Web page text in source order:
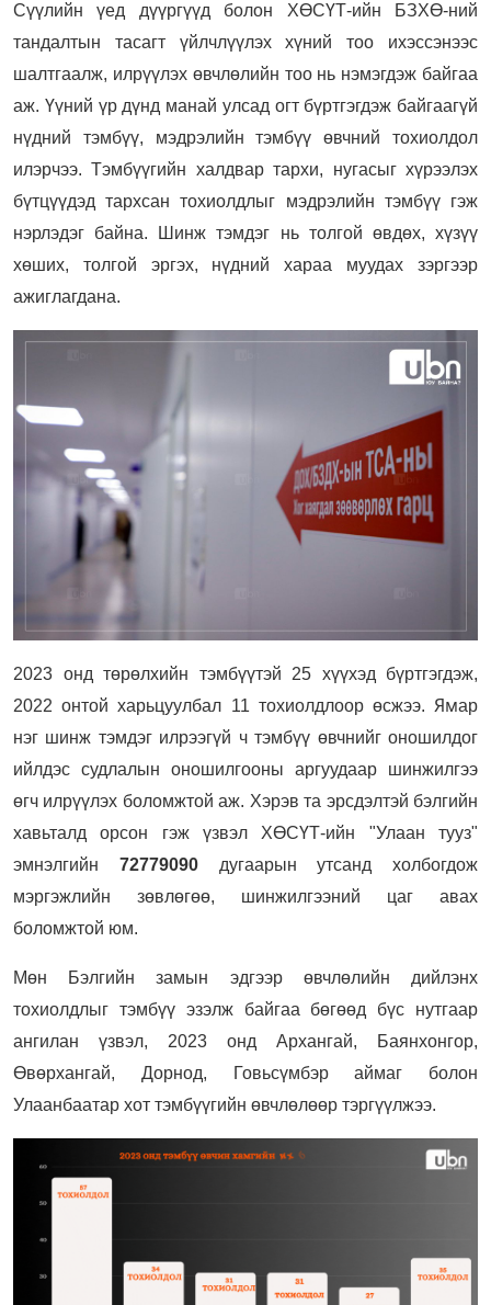
Сүүлийн үед дүүргүүд болон ХӨСҮТ-ийн БЗХӨ-ний
тандалтын тасагт үйлчлүүлэх хүний тоо ихэссэнээс
шалтгаалж, илрүүлэх өвчлөлийн тоо нь нэмэгдэж байгаа
аж. Үүний үр дүнд манай улсад огт бүртгэгдэж байгаагүй
нүдний тэмбүү, мэдрэлийн тэмбүү өвчний тохиолдол
илэрчээ. Тэмбүүгийн халдвар тархи, нугасыг хүрээлэх
бүтцүүдэд тархсан тохиолдлыг мэдрэлийн тэмбүү гэж
нэрлэдэг байна. Шинж тэмдэг нь толгой өвдөх, хүзүү
хөших, толгой эргэх, нүдний хараа муудах зэргээр
ажиглагдана.
2023 онд төрөлхийн тэмбүүтэй 25 хүүхэд бүртгэгдэж,
2022 онтой харьцуулбал 11 тохиолдлоор өсжээ. Ямар
нэг шинж тэмдэг илрээгүй ч тэмбүү өвчнийг оношилдог
ийлдэс судлалын оношилгооны аргуудаар шинжилгээ
өгч илрүүлэх боломжтой аж. Хэрэв та эрсдэлтэй бэлгийн
хавьталд орсон гэж үзвэл ХӨСҮТ-ийн "Улаан тууз"
эмнэлгийн 72779090дугаарын утсанд холбогдож
мэргэжлийн зөвлөгөө, шинжилгээний цаг авах
боломжтой юм.
Мөн Бэлгийн замын эдгээр өвчлөлийн дийлэнх
тохиолдлыг тэмбүү эзэлж байгаа бөгөөд бүс нутгаар
ангилан үзвэл, 2023 онд Архангай, Баянхонгор,
Өвөрхангай, Дорнод, Говьсүмбэр аймаг болон
Улаанбаатар хот тэмбүүгийн өвчлөлөөр тэргүүлжээ.